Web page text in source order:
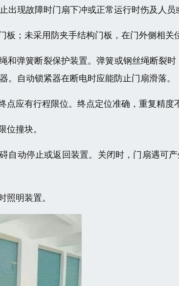
出现故障时门扇下冲或正常运行时伤及人员
；未采用防夹手结构门板，在门外侧相关
和弹簧断裂保护装置。弹簧或钢丝绳断裂
。自动锁紧器在断电时应能防止门扇滑落。
点应有行程限位。终点定位准确，重复精度
撞块。
自动停止或返回装置。关闭时，门扇遇可
明装置。